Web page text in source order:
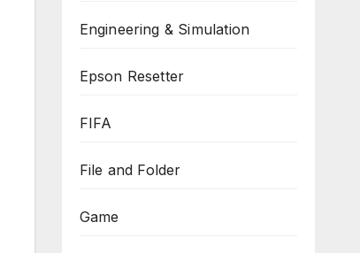
Engineering & Simulation
Epson Resetter
FIFA
File and Folder
Game